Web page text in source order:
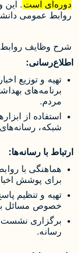
دوره‌ای است .
روابط عمومی
شرح وظایف
اطلاع‌رسانی:
تهیه و توزیع
برنامه‌های
مردم.
استفاده از
شبکه،
ارتباط با رسانه‌ها:
هماهنگی با
برای پوشش
تهیه و تنظیم
خصوص مسائل
برگزاری
رسانه.